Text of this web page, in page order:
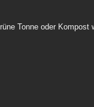
Tonne oder Kompost